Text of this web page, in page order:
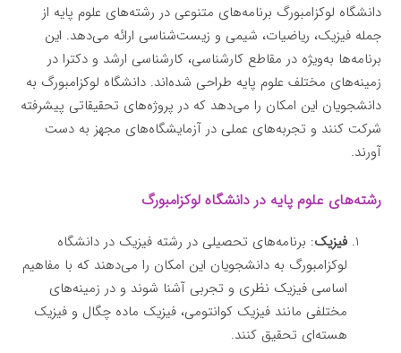
دانشگاه لوکزامبورگ برنامه‌های متنوعی در رشته‌های علوم پایه از
جمله فیزیک، ریاضیات، شیمی و زیست‌شناسی ارائه می‌دهد. این
برنامه‌ها به‌ویژه در مقاطع کارشناسی، کارشناسی ارشد و دکترا در
زمینه‌های مختلف علوم پایه طراحی شده‌اند. دانشگاه لوکزامبورگ به
دانشجویان این امکان را می‌دهد که در پروژه‌های تحقیقاتی پیشرفته
شرکت کنند و تجربه‌های عملی در آزمایشگاه‌های مجهز به دست
آورند.
رشته‌های علوم پایه در دانشگاه لوکزامبورگ
فیزیک: برنامه‌های تحصیلی در رشته فیزیک در دانشگاه
لوکزامبورگ به دانشجویان این امکان را می‌دهند که با مفاهیم
اساسی فیزیک نظری و تجربی آشنا شوند و در زمینه‌های
مختلفی مانند فیزیک کوانتومی، فیزیک ماده چگال و فیزیک
هسته‌ای تحقیق کنند.